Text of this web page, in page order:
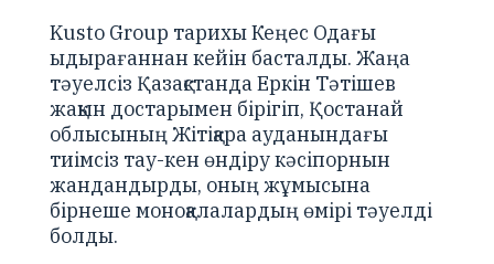
Kusto Group тарихы Кеңес Одағы
ыдырағаннан кейін басталды. Жаңа
тәуелсіз Қазақстанда Еркін Тәтішев
жақын достарымен бірігіп, Қостанай
облысының Жітіқара ауданындағы
тиімсіз тау-кен өндіру кәсіпорнын
жандандырды, оның жұмысына
бірнеше моноқалалардың өмірі тәуелді
болды.